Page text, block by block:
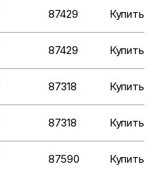
87429 Купить
87429 Купить
87318 Купить
87318 Купить
87590 Купить